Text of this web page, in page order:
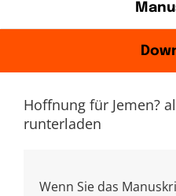
Hoffnung für Jemen?
runterladen
Wenn Sie das